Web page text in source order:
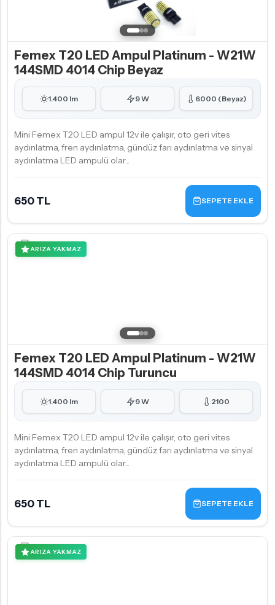
Femex T20 LED Ampul Platinum - W21W
144SMD 4014 Chip Beyaz
1.400 lm 9 W 6000 (Beyaz)
Mini Femex T20 LED ampul 12v ile çalışır, oto geri vites
aydınlatma, fren aydınlatma, gündüz farı aydınlatma ve sinyal
aydınlatma LED ampulü olar...
650 TL SEPETE EKLE
ARIZA YAKMAZ
Femex T20 LED Ampul Platinum - W21W
144SMD 4014 Chip Turuncu
1.400 lm 9 W 2100
Mini Femex T20 LED ampul 12v ile çalışır, oto geri vites
aydınlatma, fren aydınlatma, gündüz farı aydınlatma ve sinyal
aydınlatma LED ampulü olar...
650 TL SEPETE EKLE
ARIZA YAKMAZ